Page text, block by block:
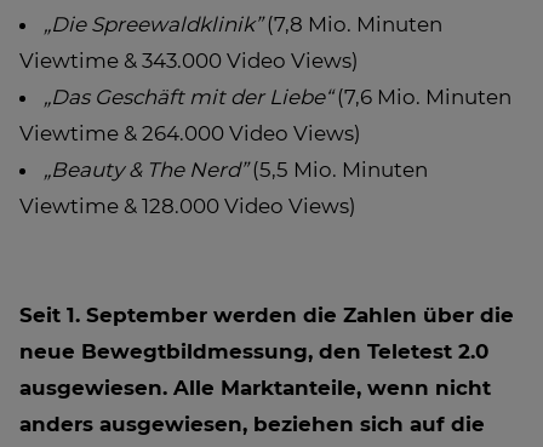
„Die Spreewaldklinik”(7,8 Mio. Minuten
Viewtime & 343.000 Video Views)
„Das Geschäft mit der Liebe“(7,6 Mio. Minuten
Viewtime & 264.000 Video Views)
„Beauty & The Nerd”(5,5 Mio. Minuten
Viewtime & 128.000 Video Views)
Seit 1. September werden die Zahlen über die
neue Bewegtbildmessung, den Teletest 2.0
ausgewiesen. Alle Marktanteile, wenn nicht
anders ausgewiesen, beziehen sich auf die